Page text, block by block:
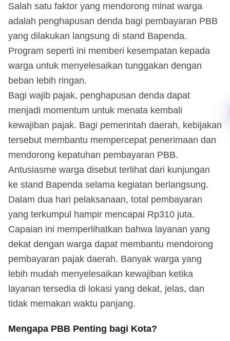
Salah satu faktor yang mendorong minat warga
adalah penghapusan denda bagi pembayaran PBB
yang dilakukan langsung di stand Bapenda.
Program seperti ini memberi kesempatan kepada
warga untuk menyelesaikan tunggakan dengan
beban lebih ringan.
Bagi wajib pajak, penghapusan denda dapat
menjadi momentum untuk menata kembali
kewajiban pajak. Bagi pemerintah daerah, kebijakan
tersebut membantu mempercepat penerimaan dan
mendorong kepatuhan pembayaran PBB.
Antusiasme warga disebut terlihat dari kunjungan
ke stand Bapenda selama kegiatan berlangsung.
Dalam dua hari pelaksanaan, total pembayaran
yang terkumpul hampir mencapai Rp310 juta.
Capaian ini memperlihatkan bahwa layanan yang
dekat dengan warga dapat membantu mendorong
pembayaran pajak daerah. Banyak warga yang
lebih mudah menyelesaikan kewajiban ketika
layanan tersedia di lokasi yang dekat, jelas, dan
tidak memakan waktu panjang.
Mengapa PBB Penting bagi Kota?